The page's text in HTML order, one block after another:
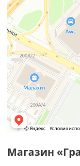
Mагазин